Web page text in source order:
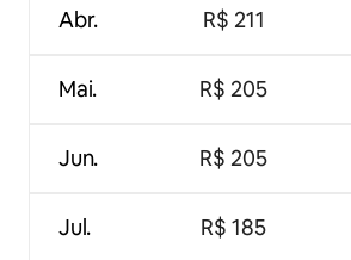
Abr.
Mai.
Jun.
Jul.
R$ 211
R$ 205
R$ 205
R$ 185